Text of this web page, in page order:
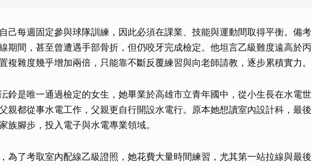
己每週固定參與球隊訓練，因此必須在課業、技能與運動間取得平衡。備考
期間，甚至曾遭遇手部骨折，但仍咬牙完成檢定。他坦言乙級難度遠高於丙
複雜度幾乎增加兩倍，只能靠不斷反覆練習與向老師請教，逐步累積實力。
鈴是唯一通過檢定的女生，她畢業於高雄市立青年國中，從小生長在水電世
親都從事水電工作，父親更自行開設水電行。原本她想讀室內設計科，最後
族腳步，投入電子與水電專業領域。
為了考取室內配線乙級證照，她花費大量時間練習，尤其第一站拉線與最後
取消